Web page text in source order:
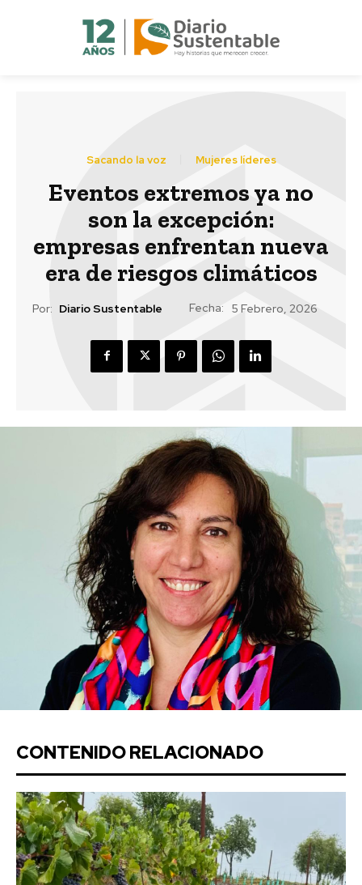
Sacando la voz Mujeres líderes
Eventos extremos ya no
son la excepción:
empresas enfrentan nueva
era de riesgos climáticos
Por: Diario Sustentable Fecha: 5 Febrero, 2026
CONTENIDO RELACIONADO